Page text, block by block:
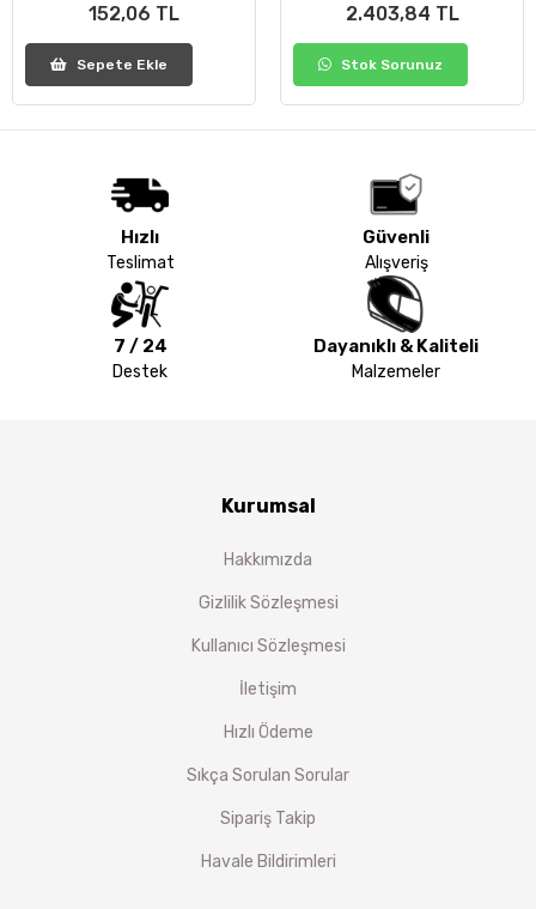
152,06 TL
Sepete Ekle
2.403,84 TL
Stok Sorunuz
Hızlı
Teslimat
Güvenli
Alışveriş
7 / 24
Destek
Dayanıklı & Kaliteli
Malzemeler
Kurumsal
Hakkımızda
Gizlilik Sözleşmesi
Kullanıcı Sözleşmesi
İletişim
Hızlı Ödeme
Sıkça Sorulan Sorular
Sipariş Takip
Havale Bildirimleri